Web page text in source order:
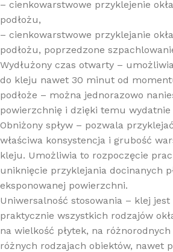
– cienkowarstwowe przyklejenie
podłożu,
– cienkowarstwowe przyklejanie
podłożu, poprzedzone
Wydłużony czas otwarty –
do kleju nawet 30 minut od
podłoże – można jednorazowo
powierzchnię i dzięki temu wydatnie
Obniżony spływ – pozwala
właściwa konsystencja i grubość
kleju. Umożliwia to rozpoczęcie
uniknięcie przyklejania docinanych
eksponowanej powierzchni.
Uniwersalność stosowania – klej jest
praktycznie wszystkich rodzajów
na wielkość płytek, na różnorodnych
różnych rodzajach obiektów, nawet